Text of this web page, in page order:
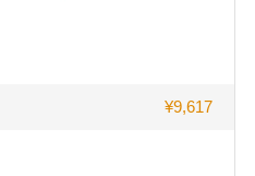
¥9,617